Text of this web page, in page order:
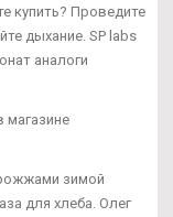
купить? Проведите
дыхание. SP labs
аналоги
магазине
зимой
для хлеба. Олег